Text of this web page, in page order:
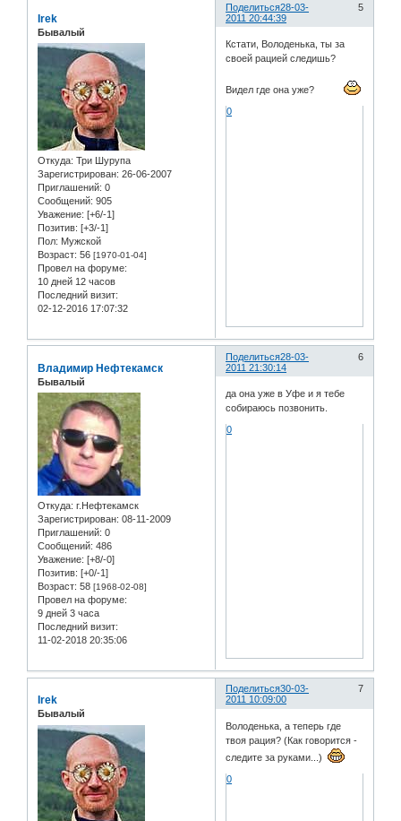
Поделиться 5
28-03-
2011 20:44:39
Irek
Бывалый
Откуда: Три Шурупа
Зарегистрирован: 26-06-2007
Приглашений: 0
Сообщений: 905
Уважение: [+6/-1]
Позитив: [+3/-1]
Пол: Мужской
Возраст: 56 [1970-01-04]
Провел на форуме:
10 дней 12 часов
Последний визит:
02-12-2016 17:07:32
Кстати, Володенька, ты за
своей рацией следишь?
Видел где она уже?
0
Поделиться 6
28-03-
2011 21:30:14
Владимир Нефтекамск
Бывалый
Откуда: г.Нефтекамск
Зарегистрирован: 08-11-2009
Приглашений: 0
Сообщений: 486
Уважение: [+8/-0]
Позитив: [+0/-1]
Возраст: 58 [1968-02-08]
Провел на форуме:
9 дней 3 часа
Последний визит:
11-02-2018 20:35:06
да она уже в Уфе и я тебе
собираюсь позвонить.
0
Поделиться 7
30-03-
2011 10:09:00
Irek
Бывалый
Володенька, а теперь где
твоя рация? (Как говорится -
следите за руками...)
0